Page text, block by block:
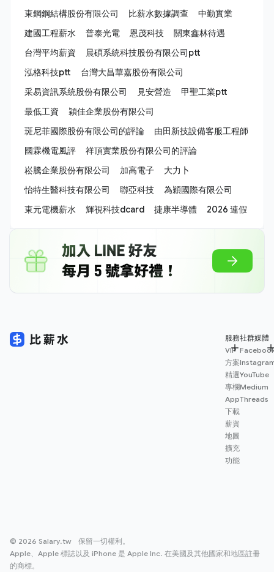
東鋼鋼結構股份有限公司 比薪水數據調查
中勤實業
建國工程薪水
普泰光電 恩茂科技
關東鑫林待遇
台灣平均薪資
晨碩系統科技股份有限公司ptt
泓格科技ptt
台灣大昌華嘉股份有限公司
采易資訊系統股份有限公司
見安營造
甲聖工業ptt
最低工資
穎佳企業股份有限公司
斑尼菲國際股份有限公司的評論
由田新技設備客服工程師
國霖機電風評
祥頂實業股份有限公司的評論
崧騰企業股份有限公司
加高電子
大力卜
怡特生醫科技有限公司
聯亞科技
為穎國際有限公司
東元電機薪水
輝視科技dcard 捷康半導體 2026 連假
服務
VIP
方案
精選
專欄
App
下載
薪資
地圖
擴充
功能
社群媒體
YouTube
Medium
Threads
© 2026 Salary.tw 保留一切權利。
Apple、Apple 標誌以及 iPhone 是 Apple Inc. 在美國及其他國家和地區註冊
的商標。